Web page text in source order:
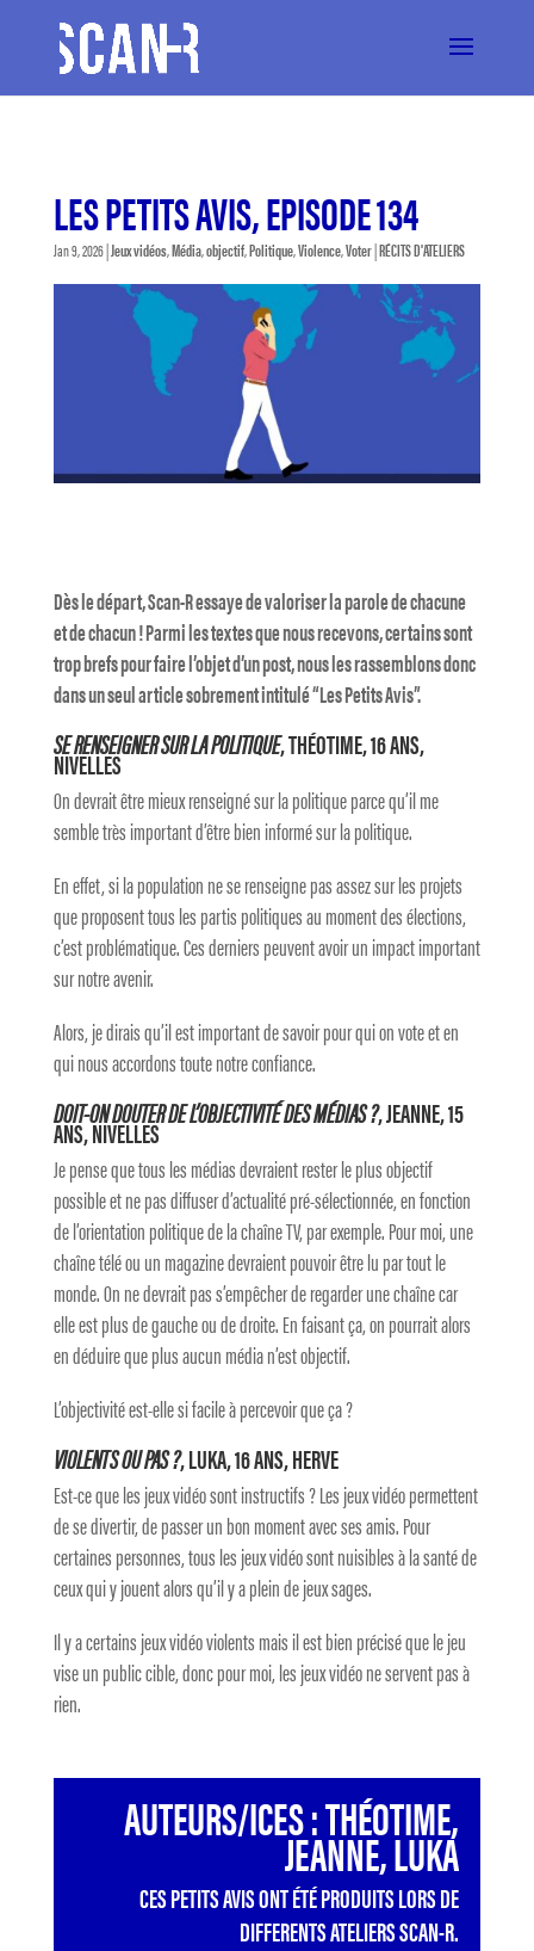
LES PETITS AVIS, EPISODE 134
Jan 9, 2026|Jeux vidéos,Média,objectif,Politique,Violence,Voter|RÉCITS D'ATELIERS
Dès le départ, Scan-R essaye de valoriser la parole de chacune
et de chacun ! Parmi les textes que nous recevons, certains sont
trop brefs pour faire l’objet d’un post, nous les rassemblons donc
dans un seul article sobrement intitulé “Les Petits Avis”.
SE RENSEIGNER SUR LA POLITIQUE, THÉOTIME, 16 ANS,
NIVELLES
On devrait être mieux renseigné sur la politique parce qu’il me
semble très important d’être bien informé sur la politique.
En effet, si la population ne se renseigne pas assez sur les projets
que proposent tous les partis politiques au moment des élections,
c’est problématique. Ces derniers peuvent avoir un impact important
sur notre avenir.
Alors, je dirais qu’il est important de savoir pour qui on vote et en
qui nous accordons toute notre confiance.
DOIT-ON DOUTER DE L’OBJECTIVITÉ DES MÉDIAS ?, JEANNE, 15
ANS, NIVELLES
Je pense que tous les médias devraient rester le plus objectif
possible et ne pas diffuser d’actualitépré-sélectionnée, en fonction
de l’orientation politique de la chaîne TV, par exemple.Pour moi, une
chaîne télé ou un magazine devraient pouvoir être lu par tout le
monde. On ne devrait pas s’empêcher de regarder une chaîne car
elle est plus de gauche ou de droite. En faisant ça, on pourrait alors
en déduire que plus aucun média n’est objectif.
L’objectivité est-elle si facile à percevoir que ça ?
VIOLENTS OU PAS ?, LUKA, 16 ANS, HERVE
Est-ce que les jeux vidéo sont instructifs ? Les jeux vidéo permettent
de se divertir, de passer un bon moment avec ses amis. Pour
certaines personnes, tous les jeux vidéo sont nuisibles à la santé de
ceux qui y jouent alors qu’il y a plein de jeux sages.
Il y a certains jeux vidéo violents mais il est bien précisé que le jeu
vise un public cible, donc pour moi, les jeux vidéo ne servent pas à
rien.
AUTEURS/ICES : THÉOTIME,
JEANNE, LUKA
CES PETITS AVIS ONT ÉTÉ PRODUITS LORS DE
DIFFERENTS ATELIERS SCAN-R.